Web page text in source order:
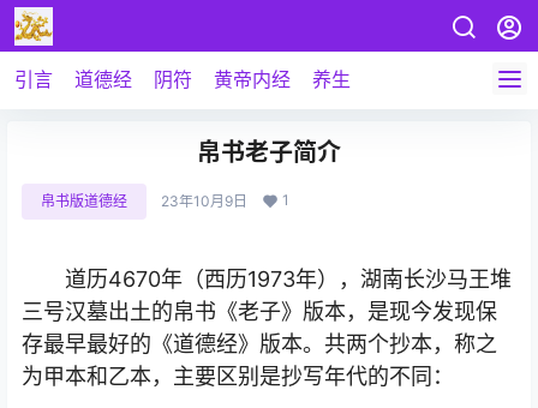
引言 道德经 阴符 黄帝内经 养生
帛书老子简介
帛书版道德经 23年10月9日 1
道历4670年（西历1973年），湖南长沙马王堆
三号汉墓出土的帛书《老子》版本，是现今发现保
存最早最好的《道德经》版本。共两个抄本，称之
为甲本和乙本，主要区别是抄写年代的不同：